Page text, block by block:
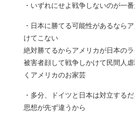
・いずれにせよ戦争しないのが一
・日本に勝てる可能性があるなら
けてこない
絶対勝てるからアメリカが日本の
被害者顔して戦争しかけて民間人
くアメリカのお家芸
・多分、ドイツと日本は対立する
思想が先ず違うから